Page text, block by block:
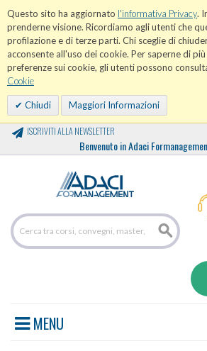
Questo sito ha aggiornato l'informativa Privacy.
prenderne visione. Ricordiamo agli utenti che
profilazione e di terze parti. Chi sceglie di
acconsente all'uso dei cookie. Per saperne di
preferenze sui cookie, gli utenti possono
Cookie
Chiudi Maggiori Informazioni
ISCRIVITI ALLA NEWSLETTER
Benvenuto in Adaci
MENU